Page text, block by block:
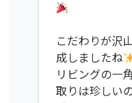
こだわりが沢
成しましたね
リビングの一
取りは珍しい